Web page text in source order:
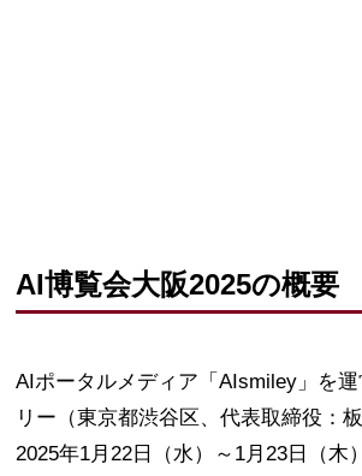
AI博覧会大阪2025の概要
AIポータルメディア「AIsmiley」を
リー（東京都渋谷区、代表取締役：
2025年1月22日（水）～1月23日（木